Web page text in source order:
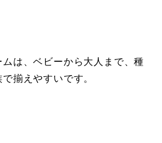
は、ベビーから大人まで、種
揃えやすいです。